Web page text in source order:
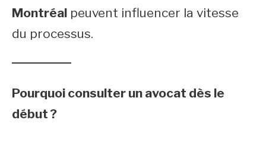
Montréal peuvent influencer la vitesse
du processus.
Pourquoi consulter un avocat dès le
début ?